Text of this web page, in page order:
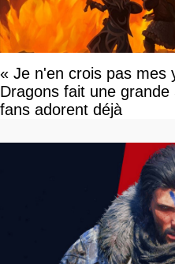
« Je n'en crois pas mes
Dragons fait une
fans adorent déjà